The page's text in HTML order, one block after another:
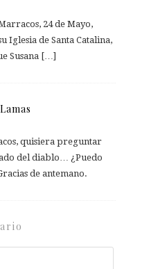
24 de Mayo,
Iglesia de Santa Catalina,
Susana […]
quisiera preguntar
del diablo… ¿Puedo
de antemano.